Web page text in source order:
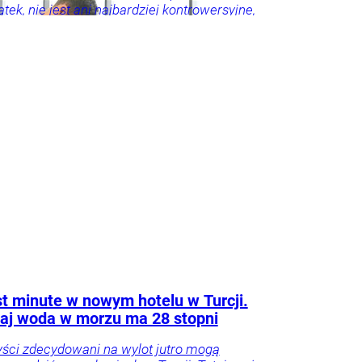
nie jest ani najbardziej kontrowersyjne,
minute w nowym hotelu w Turcji.
woda w morzu ma 28 stopni
zdecydowani na wylot jutro mogą